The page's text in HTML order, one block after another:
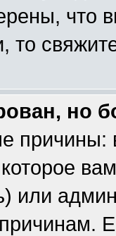
что
то
но
или